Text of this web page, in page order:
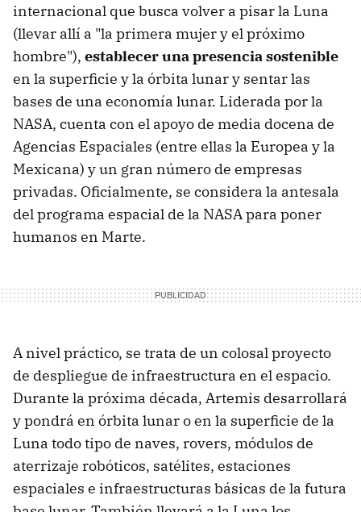
internacional que busca volver a pisar la Luna
(llevar allí a "la primera mujer y el próximo
hombre"), establecer una presencia sostenible
en la superficie y la órbita lunar y sentar las
bases de una economía lunar. Liderada por la
NASA, cuenta con el apoyo de media docena de
Agencias Espaciales (entre ellas la Europea y la
Mexicana) y un gran número de empresas
privadas. Oficialmente, se considera la antesala
del programa espacial de la NASA para poner
humanos en Marte.
A nivel práctico, se trata de un colosal proyecto
de despliegue de infraestructura en el espacio.
Durante la próxima década, Artemis desarrollará
y pondrá en órbita lunar o en la superficie de la
Luna todo tipo de naves, rovers, módulos de
aterrizaje robóticos, satélites, estaciones
espaciales e infraestructuras básicas de la futura